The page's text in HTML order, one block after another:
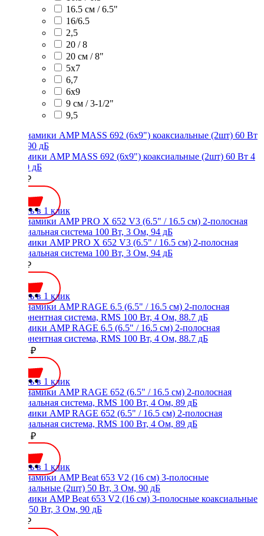
16.5 см / 6.5"
16/6.5
2,5
20 / 8
20 см / 8"
5x7
6,7
6х9
9 см / 3-1/2"
9,5
Динамики AMP MASS 692 (6x9") коаксиальные (2шт) 60 Вт 4
Ом 90 дБ
3100 ₽
Купить в 1 клик
Динамики AMP PRO X 652 V3 (6.5" / 16.5 см) 2-полосная
коаксиальная система 100 Вт, 3 Ом, 94 дБ
5990 ₽
Купить в 1 клик
Динамики AMP RAGE 6.5 (6.5" / 16.5 см) 2-полосная
компонентная система, RMS 100 Вт, 4 Ом, 88.7 дБ
17990 ₽
Купить в 1 клик
Динамики AMP RAGE 652 (6.5" / 16.5 см) 2-полосная
коаксиальная система, RMS 100 Вт, 4 Ом, 89 дБ
10990 ₽
Купить в 1 клик
Динамики AMP Beat 653 V2 (16 см) 3-полосные коаксиальные
(2шт) 50 Вт, 3 Ом, 90 дБ
2300 ₽